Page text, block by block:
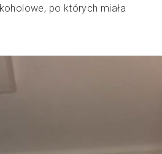
po których miała